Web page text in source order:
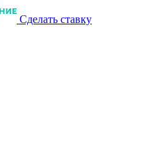
Сделать ставку